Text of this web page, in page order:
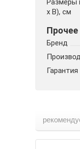
Размеры
х В), см
Прочее
Бренд
Гарантия